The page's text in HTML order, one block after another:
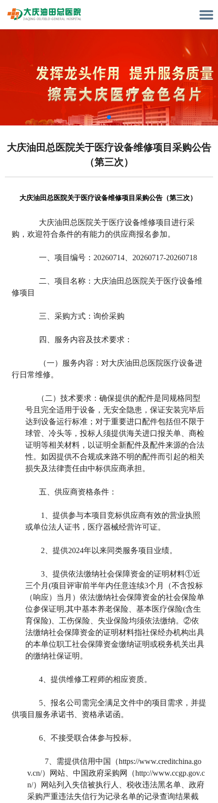
大庆油田总医院关于医疗设备维修项目采购公告
（第三次）
大庆油田总医院关于医疗设备维修项目采购公告（第三次）
大庆油田总医院关于医疗设备维修项目进行采
购，欢迎符合条件的有能力的供应商报名参加。
一、项目编号：20260714、20260717-20260718
二、项目名称：大庆油田总医院关于医疗设备维
修项目
三、采购方式：询价采购
四、服务内容及技术要求：
（一）服务内容：对大庆油田总医院医疗设备进
行日常维修。
（二）技术要求：确保提供的配件是同规格同型
号且完全适用于设备，无安全隐患，保证安装完毕后
达到设备运行标准；对于重要进口配件包括但不限于
球管、冷头等，投标人须提供海关进口报关单、商检
证明等相关材料，以证明全新配件及配件来源的合法
性。如因提供不合规或来路不明的配件而引起的相关
损失及法律责任由中标供应商承担。
五、供应商资格条件：
1
、提供参与本项目竞标供应商有效的营业执照
或单位法人证书，医疗器械经营许可证。
2 、提供2024年以来同类服务项目业绩。
3 、提供依法缴纳社会保障资金的证明材料①近
三个月(项目评审前半年内任意连续3个月（不含投标
（响应）当月）依法缴纳社会保障资金的社会保险单
位参保证明,其中基本养老保险、基本医疗保险(含生
育保险)、工伤保险、失业保险均须依法缴纳。②依
法缴纳社会保障资金的证明材料指社保经办机构出具
的本单位职工社会保障资金缴纳证明或税务机关出具
的缴纳社保证明。
4 、提供维修工程师的相应资质。
5 、报名公司需完全满足文件中的项目需求，并提
供项目服务承诺书、资格承诺函。
6 、不接受联合体参与投标。
7 、需提供信用中国（https://www.creditchina.go
v.cn/）网站、中国政府采购网（http://www.ccgp.gov.c
n/）网站列入失信被执行人、税收违法黑名单、政府
采购严重违法失信行为记录名单的记录查询结果截